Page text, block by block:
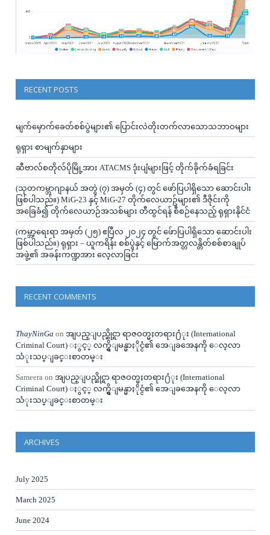
RECENT POSTS
မျက်မှောက်ခေတ်စစ်ပွဲများ၏ ပြောင်းလဲတိုးတက်လာသောသဘာဝများ
ရုရှား စာမျက်နှာများ
ဆီဗာလ်စတိုလ်ပိုမြို့အား ATACMS ဒုံးပျံများဖြင့် တိုက်ခိုက်ခံရခြင်း
(သုတကမ္ဘာဂျာနယ် အတွဲ (၇) အမှတ် (၄) တွင် ဖော်ပြပါရှိသော ဆောင်းပါး
ဖြစ်ပါသည်။) MiG-23 နှင့် MiG-27 တိုက်လေယာဥ်များ၏ ဒီဇိုင်းကို
အခြေခံ၍ တိုက်လေယာဉ်အသစ်များ တီထွင်ရန် စီစဉ်နေသည့် ရုရှားနိုင်ငံ
(ကမ္ဘာ့ရေးရာ အမှတ် (၂၅) ဧပြီလ ၂၀၂၄ တွင် ဖ်ောပြပါရှိသော ဆောင်းပါး
ဖြစ်ပါသည်။) ရုရှား – ယူကရိန်း စစ်ပွဲနှင့် မြောက်အတ္တလန္တိတ်စစ်စာချုပ်
အဖွဲ့၏ အခန်းကဏ္ဍအား လေ့လာခြင်း
RECENT COMMENTS
ThayNinGa on အျပည္ျပည္ဆိုင္ရာ ရာဇဝတ္မႈတရား႐ံုး (International
Criminal Court) ႏွင့္ လက္ရွိျမန္မာႏိုင္ငံ၏ အေျခအေနကို ေလ့လာ
သံုးသပ္ျခင္းစာတမ္း
Sameera on အျပည္ျပည္ဆိုင္ရာ ရာဇဝတ္မႈတရား႐ံုး (International
Criminal Court) ႏွင့္ လက္ရွိျမန္မာႏိုင္ငံ၏ အေျခအေနကို ေလ့လာ
သံုးသပ္ျခင္းစာတမ္း
ARCHIVES
July 2025
March 2025
June 2024